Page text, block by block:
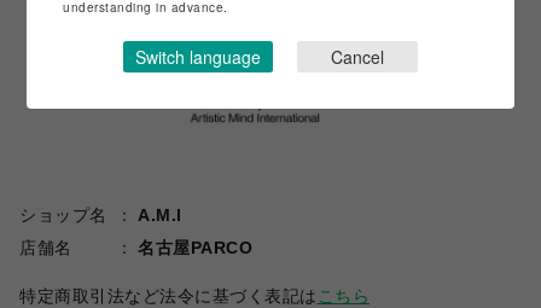
ショップ名
A.M.I
店舗名
名古屋PARCO
特定商取引法など法令に基づく表記は こちら
understanding in advance.
Switch language Cancel